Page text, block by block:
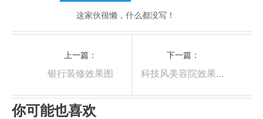
这家伙很懒，什么都没写！
上一篇：
银行装修效果图
下一篇：
你可能也喜欢